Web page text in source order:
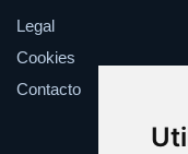
Legal
Cookies
Contacto